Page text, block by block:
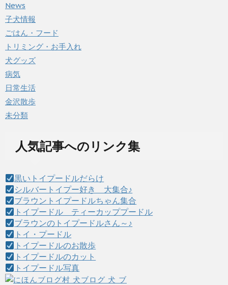
News
子犬情報
ごはん・フード
トリミング・お手入れ
犬グッズ
病気
日常生活
金沢散歩
未分類
人気記事へのリンク集
黒いトイプードルだらけ
シルバートイプー好き 大集合♪
ブラウントイプードルちゃん集合
トイプードル ティーカッププードル
ブラウンのトイプードルさん～♪
トイ・プードル
トイプードルのお散歩
トイプードルのカット
トイプードル写真